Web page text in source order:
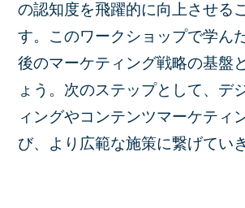
の認知度を飛躍的に向上させる
す。このワークショップで学ん
後のマーケティング戦略の基盤
ょう。次のステップとして、デ
ィングやコンテンツマーケティ
び、より広範な施策に繋げてい